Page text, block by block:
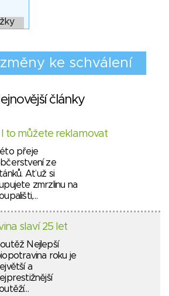
články
to můžete reklamovat
přeje
ze
Ať už si
zmrzlinu na
slaví 25 let
Nejlepší
roku je
a